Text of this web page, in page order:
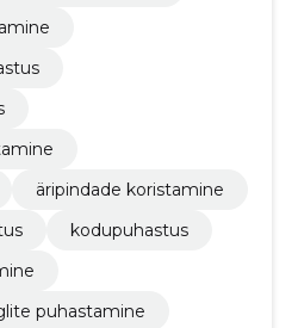
äripindade koristamine
kodupuhastus
puhastamine